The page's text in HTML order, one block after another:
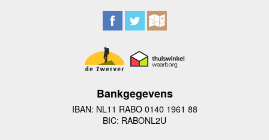
Bankgegevens
IBAN: NL11 RABO 0140 1961 88
BIC: RABONL2U